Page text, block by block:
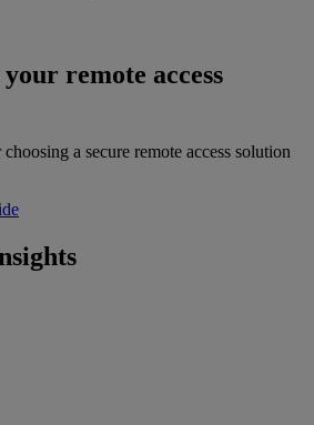
your remote access
a secure remote access solution